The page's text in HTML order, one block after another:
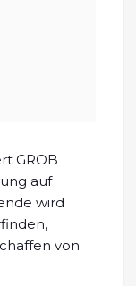
GROB
auf
wird
von